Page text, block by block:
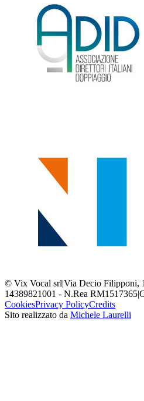
© Vix Vocal srl|Via Decio Filipponi,
14389821001 - N.Rea RM1517365|
CookiesPrivacy PolicyCredits
Sito realizzato da Michele Laurelli